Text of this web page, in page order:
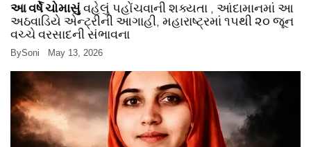
આ વર્ષે ચોમાસુંવહેલું પહોંચવાની શક્યતા , આંદામાનમાં આ
અઠવાડિયે એન્ટ્રીની આગાહી, મહારાષ્ટ્રમાં ૧૫થી ૨૦ જૂન
વચ્ચે વરસાદની સંભાવના
BySoni May 13, 2026